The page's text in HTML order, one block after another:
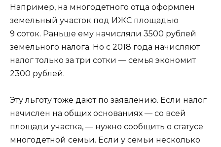
Например, на многодетного отца оформлен
земельный участок под ИЖС площадью
9 соток. Раньше ему начисляли 3500 рублей
земельного налога. Но с 2018 года начисляют
налог только за три сотки — семья экономит
2300 рублей.
Эту льготу тоже дают по заявлению. Если налог
начислен на общих основаниях — со всей
площади участка, — нужно сообщить о статусе
многодетной семьи. Если у семьи несколько